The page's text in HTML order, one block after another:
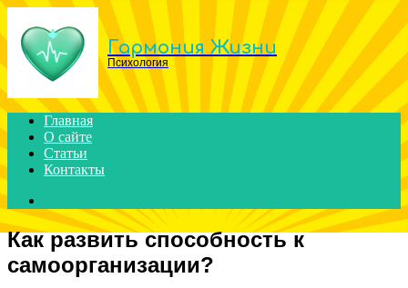
Menu
Гармония Жизни
Психология
Главная
О сайте
Статьи
Контакты
for
Как развить способность к
самоорганизации?